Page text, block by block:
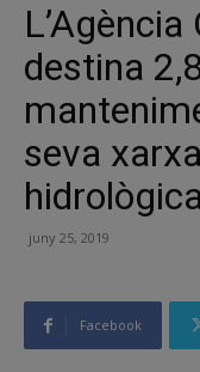
destina
seva
juny 25, 2019
Facebook